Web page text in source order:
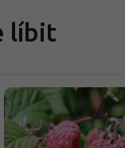
líbit